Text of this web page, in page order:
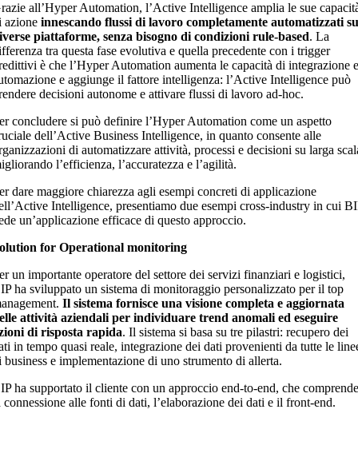
all’Hyper Automation, l’Active Intelligence amplia le sue
azioneinnescando flussi di lavoro completamente automatizzati
piattaforme, senza bisogno di condizioni rule-based. La
tra questa fase evolutiva e quella precedente con i trigger
è che l’Hyper Automation aumenta le capacità di integrazione
e aggiunge il fattore intelligenza: l’Active Intelligence può
decisioni autonome e attivare flussi di lavoro ad-hoc.
concludere si può definire l’Hyper Automation come un aspetto
dell’Active Business Intelligence, in quanto consente alle
di automatizzare attività, processi e decisioni su larga
l’efficienza, l’accuratezza e l’agilità.
dare maggiore chiarezza agli esempi concreti di applicazione
Intelligence, presentiamo due esempi cross-industry in cui
un’applicazione efficace di questo approccio.
for Operational monitoring
un importante operatore del settore dei servizi finanziari e logistici,
ha sviluppato un sistema di monitoraggio personalizzato per il top
Il sistema fornisce una visione completa e aggiornata
attività aziendali per individuare trend anomali ed eseguire
di risposta rapida. Il sistema si basa su tre pilastri: recupero dei
in tempo quasi reale, integrazione dei dati provenienti da tutte le
business e implementazione di uno strumento di allerta.
ha supportato il cliente con un approccio end-to-end, che
connessione alle fonti di dati, l’elaborazione dei dati e il front-end.